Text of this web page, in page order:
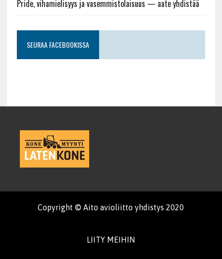
Pride, vihamielisyys ja vasemmistolaisuus — aate yhdistää
SEURAA FACEBOOKISSA
Copyright © Aito avioliitto yhdistys 2020
LIITY MEIHIN